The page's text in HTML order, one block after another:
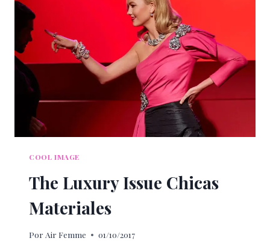
COOL IMAGE
The Luxury Issue Chicas
Materiales
Por Air Femme 01/10/2017